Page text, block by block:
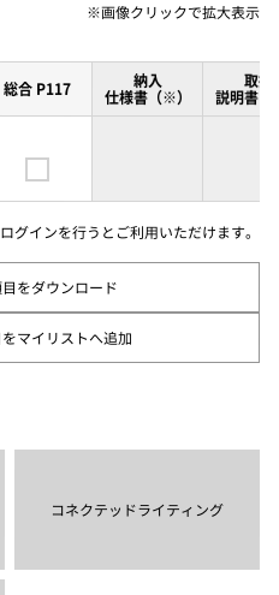
※画像クリックで拡大表示
総合 P117
納入
仕様書（※）
取扱
説明書
グインを行うとご利用いただけます。
をダウンロード
マイリストへ追加
コネクテッドライティング